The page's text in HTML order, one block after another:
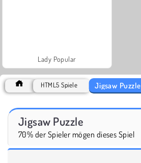
Lady Popular
HTML5 Spiele Jigsaw Puzzle
Jigsaw Puzzle
70% der Spieler mögen dieses Spiel